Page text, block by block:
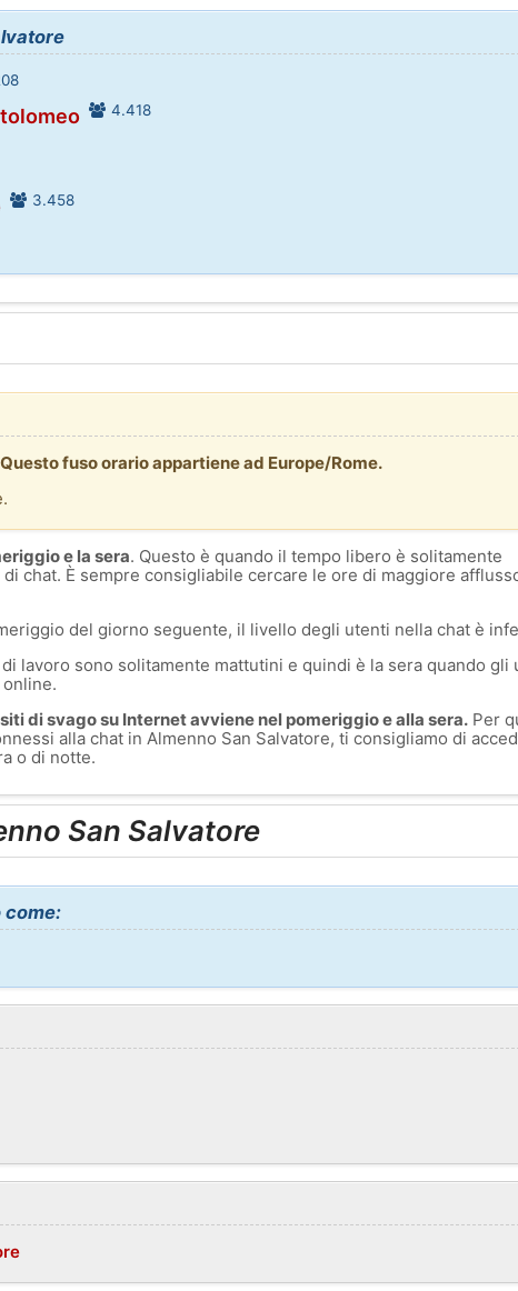
4.418
3.458
fuso orario appartiene ad Europe/Rome.
e la sera. Questo è quando il tempo libero è solitamente
chat. È sempre consigliabile cercare le ore di maggiore
del giorno seguente, il livello degli utenti nella chat è
lavoro sono solitamente mattutini e quindi è la sera quando gli
di svago su Internet avviene nel pomeriggio e alla sera.Per
alla chat in Almenno San Salvatore, ti consigliamo di
o di notte.
San Salvatore
come: